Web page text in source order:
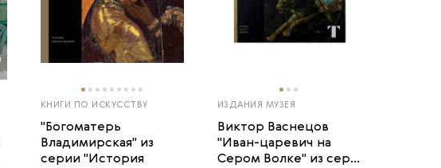
КНИГИ ПО ИСКУССТВУ
"Богоматерь
Владимирская" из
серии "История
ИЗДАНИЯ МУЗЕЯ
Виктор Васнецов
"Иван-царевич на
Сером Волке" из сер...